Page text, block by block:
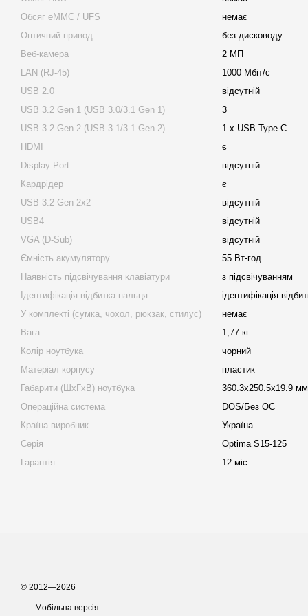
Обсяг eMMC / UFS
немає
Оптичний привод
без дисководу
Веб-камера
2 МП
LAN (RJ-45)
1000 Мбіт/с
USB 2.0
відсутній
USB 3.2 Gen 1 (USB 3.0/3.1 Gen 1)
3
USB 3.2 Gen 2 (USB 3.1/3.1 Gen 2)
1 х USB Type-C
HDMI
є
Display Port
відсутній
Кардрідер
є
USB 3.2 Gen 2x2
відсутній
USB4
відсутній
VGA (D-Sub)
відсутній
Ємність акумулятору
55 Вт-год
Наявність підсвічування клавіатури
з підсвічуванням
Ідентифікація відбитка пальця
ідентифікація
У комплекті (сумка, чохол, рюкзак, стилус)
немає
Вага
1,77 кг
Колір ноутбука
чорний
Матеріал корпусу
пластик
Габарити (ШхГхВ) ноутбука
360.3х250.5х19.9 мм
Операційна система
DOS/Без ОС
Країна виробник
Україна
Серія
Optima S15-125
Гарантія
12 міс.
© 2012—2026
Мобільна версія